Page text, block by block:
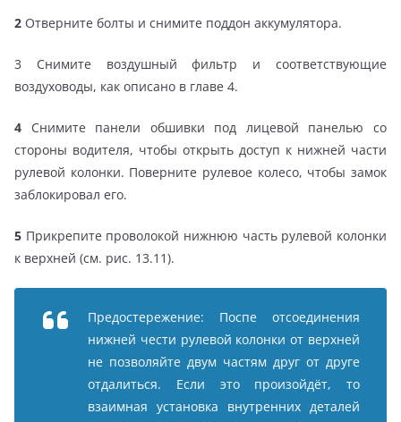
2 Отверните болты и снимите поддон аккумулятора.
3 Снимите воздушный фильтр и соответствующие
воздуховоды, как описано в главе 4.
4 Снимите панели обшивки под лицевой панелью со
стороны водителя, чтобы открыть доступ к нижней части
рулевой колонки. Поверните рулевое колесо, чтобы замок
заблокировал его.
5 Прикрепите проволокой нижнюю часть рулевой колонки
к верхней (см. рис. 13.11).
Предостережение: Поспе отсоединения
нижней чести рулевой колонки от верхней
не позволяйте двум частям друг от друге
отдалиться. Если это произойдёт, то
взаимная установка внутренних деталей